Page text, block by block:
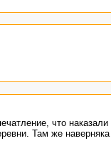
что
Там же